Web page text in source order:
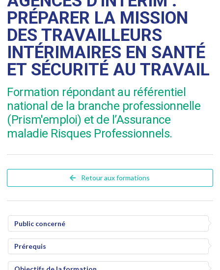
PRÉPARER LA MISSION
DES TRAVAILLEURS
INTÉRIMAIRES EN SANTÉ
ET SÉCURITÉ AU TRAVAIL
Formation répondant au référentiel
national de la branche professionnelle
(Prism'emploi) et de l’Assurance
maladie Risques Professionnels.
Retour aux formations
Public concerné
Prérequis